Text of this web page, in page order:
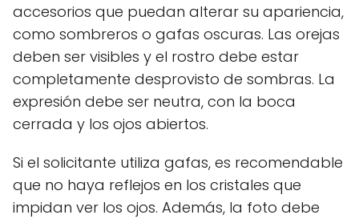
accesorios que puedan alterar su apariencia,
como sombreros o gafas oscuras. Las orejas
deben ser visibles y el rostro debe estar
completamente desprovisto de sombras. La
expresión debe ser neutra, con la boca
cerrada y los ojos abiertos.
Si el solicitante utiliza gafas, es recomendable
que no haya reflejos en los cristales que
impidan ver los ojos. Además, la foto debe